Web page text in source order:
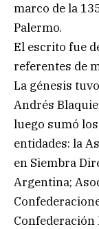
marco de la
Palermo.
El escrito fue
referentes de
La génesis
Andrés
luego sumó
entidades: la
en Siembra
Argentina;